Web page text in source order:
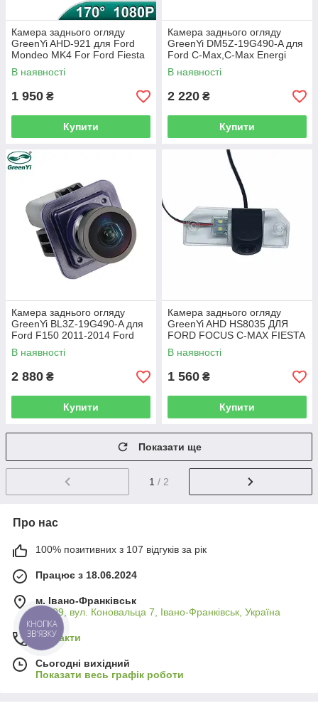
Камера заднього огляду
GreenYi AHD-921 для Ford
Mondeo MK4 For Ford Fiesta
ST 2007-2014
В наявності
1 950 ₴
Купити
Камера заднього огляду
GreenYi DM5Z-19G490-A для
Ford C-Max,C-Max Energi
2013-2016
В наявності
2 220 ₴
Купити
Камера заднього огляду
GreenYi BL3Z-19G490-A для
Ford F150 2011-2014 Ford
Mustang 2015-2020 Lincoln
MKC 2015-2019
В наявності
2 880 ₴
Купити
Камера заднього огляду
GreenYi AHD HS8035 ДЛЯ
FORD FOCUS C-MAX FIESTA
MONDEO S-MAX
В наявності
1 560 ₴
Купити
Показати ще
1 / 2
Про нас
100% позитивних з 107 відгуків за рік
Працює з 18.06.2024
м. Івано-Франківськ
76009, вул. Коновальца 7, Івано-Франківськ, Україна
Контакти
Сьогодні вихідний
Показати весь графік роботи
КНОПКА
ЗВ'ЯЗКУ